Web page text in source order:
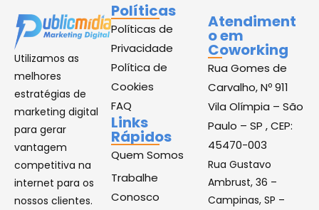
Utilizamos as
melhores
estratégias de
marketing digital
para gerar
vantagem
competitiva na
internet para os
nossos clientes.
Políticas
Políticas de
Privacidade
Política de
Cookies
FAQ
Links
Rápidos
Quem Somos
Trabalhe
Conosco
Atendiment
o em
Coworking
Rua Gomes de
Carvalho, Nº 911
Vila Olímpia – São
Paulo – SP , CEP:
45470-003
Rua Gustavo
Ambrust, 36 –
Campinas, SP –